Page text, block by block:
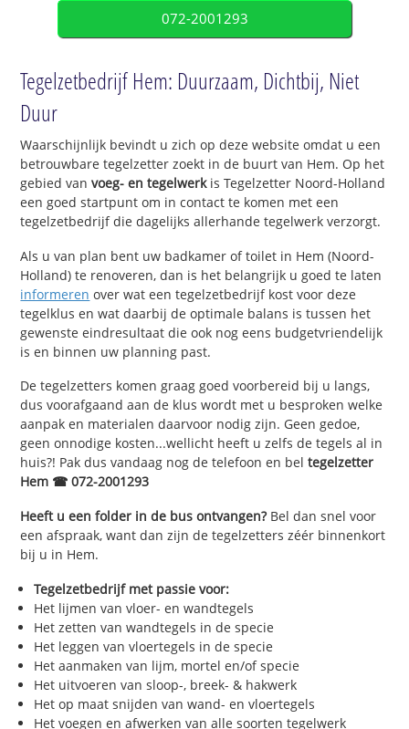
072-2001293
Tegelzetbedrijf Hem: Duurzaam, Dichtbij, Niet
Duur
Waarschijnlijk bevindt u zich op deze website omdat u een
betrouwbare tegelzetter zoekt in de buurt van Hem. Op het
gebied van voeg- en tegelwerkis Tegelzetter Noord-Holland
een goed startpunt om in contact te komen met een
tegelzetbedrijf die dagelijks allerhande tegelwerk verzorgt.
Als u van plan bent uw badkamer of toilet in Hem (Noord-
Holland) te renoveren, dan is het belangrijk u goed te laten
informeren over wat een tegelzetbedrijf kost voor deze
tegelklus en wat daarbij de optimale balans is tussen het
gewenste eindresultaat die ook nog eens budgetvriendelijk
is en binnen uw planning past.
De tegelzetters komen graag goed voorbereid bij u langs,
dus voorafgaand aan de klus wordt met u besproken welke
aanpak en materialen daarvoor nodig zijn. Geen gedoe,
geen onnodige kosten...wellicht heeft u zelfs de tegels al in
huis?! Pak dus vandaag nog de telefoon en beltegelzetter
Hem ☎ 072-2001293
Heeft u een folder in de bus ontvangen?Bel dan snel voor
een afspraak, want dan zijn de tegelzetters zéér binnenkort
bij u in Hem.
Tegelzetbedrijf met passie voor:
Het lijmen van vloer- en wandtegels
Het zetten van wandtegels in de specie
Het leggen van vloertegels in de specie
Het aanmaken van lijm, mortel en/of specie
Het uitvoeren van sloop-, breek- & hakwerk
Het op maat snijden van wand- en vloertegels
Het voegen en afwerken van alle soorten tegelwerk